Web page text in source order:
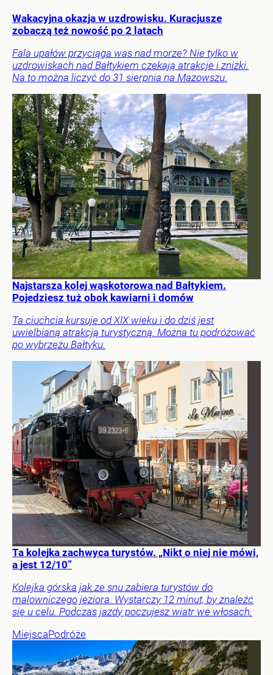
Wakacyjna okazja w uzdrowisku. Kuracjusze
zobaczą też nowość po 2 latach
Fala upałów przyciąga was nad morze? Nie tylko w
uzdrowiskach nad Bałtykiem czekają atrakcje i zniżki.
Na to można liczyć do 31 sierpnia na Mazowszu.
Najstarsza kolej wąskotorowa nad Bałtykiem.
Pojedziesz tuż obok kawiarni i domów
Ta ciuchcia kursuje od XIX wieku i do dziś jest
uwielbianą atrakcją turystyczną. Można tu podróżować
po wybrzeżu Bałtyku.
Ta kolejka zachwyca turystów. „Nikt o niej nie mówi,
a jest 12/10”
Kolejka górska jak ze snu zabiera turystów do
malowniczego jeziora. Wystarczy 12 minut, by znaleźć
się u celu. Podczas jazdy poczujesz wiatr we włosach.
MiejscaPodróże